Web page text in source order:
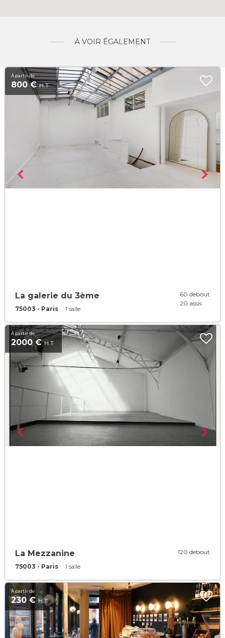
À VOIR ÉGALEMENT
À partir de
800 €H.T
La galerie du 3ème
75003 - Paris 1 salle
60 debout
20 assis
À partir de
2000 €H.T
La Mezzanine
75003 - Paris 1 salle
120 debout
À partir de
230 €H.T